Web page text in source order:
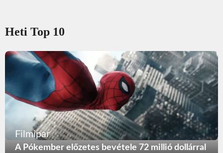
Heti Top 10
Filmipar
A Pókember előzetes bevétele 72 millió dollárral